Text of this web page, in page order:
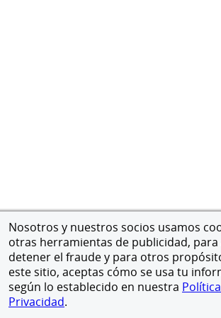
Nosotros y nuestros socios usamos
otras herramientas de publicidad, para
detener el fraude y para otros
este sitio, aceptas cómo se usa tu
según lo establecido en nuestra
Privacidad.